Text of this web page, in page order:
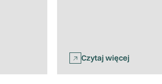
Czytaj więcej